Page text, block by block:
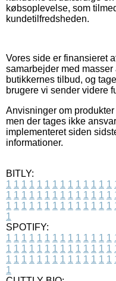
købsoplevelse, som
kundetilfredsheden.
Vores side er finansieret
samarbejder med
butikkernes tilbud, og
brugere vi sender videre
Anvisninger om
men der tages ikke
implementeret siden
informationer.
BITLY:
1 1 1 1 1 1 1 1 1 1 1 1 1 1
1 1 1 1 1 1 1 1 1 1 1 1 1 1
1 1 1 1 1 1 1 1 1 1 1 1 1 1
1
SPOTIFY:
1 1 1 1 1 1 1 1 1 1 1 1 1 1
1 1 1 1 1 1 1 1 1 1 1 1 1 1
1 1 1 1 1 1 1 1 1 1 1 1 1 1
1